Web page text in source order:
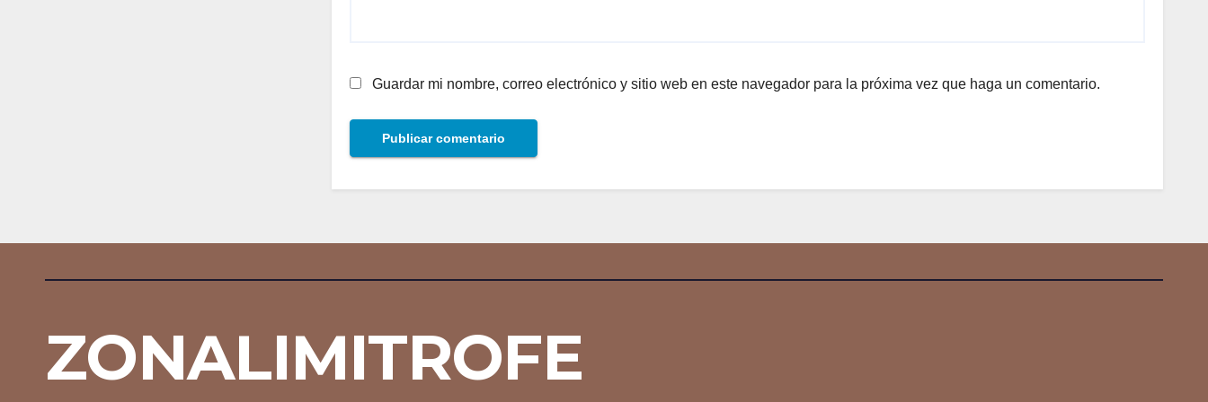
Guardar mi nombre, correo electrónico y sitio web en este navegador para la próxima vez que haga un comentario.
ZONALIMITROFE